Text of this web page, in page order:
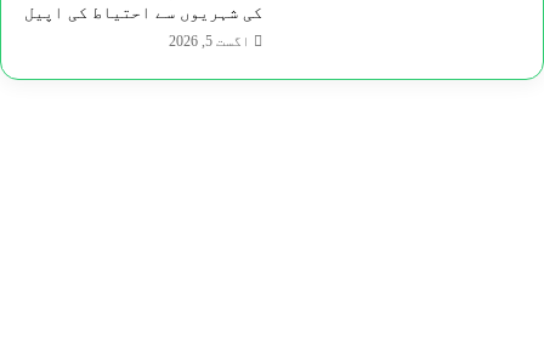
کی شہریوں سے احتیاط کی اپیل
اگست 5, 2026